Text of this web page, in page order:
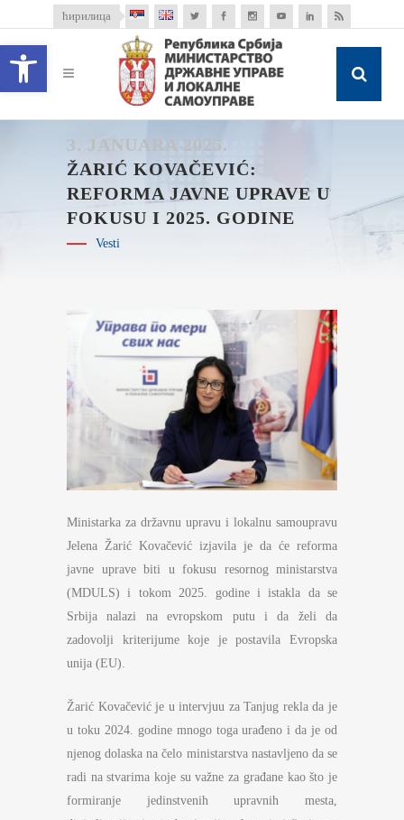
Open toolbar
ћирилица
3. JANUARA 2025.
ŽARIĆ KOVAČEVIĆ:
REFORMA JAVNE UPRAVE U
FOKUSU I 2025. GODINE
Vesti
Ministarka za državnu upravu i lokalnu samoupravu
Jelena Žarić Kovačević izjavila je da će reforma
javne uprave biti u fokusu resornog ministarstva
(MDULS) i tokom 2025. godine i istakla da se
Srbija nalazi na evropskom putu i da želi da
zadovolji kriterijume koje je postavila Evropska
unija (EU).
Žarić Kovačević je u intervjuu za Tanjug rekla da je
u toku 2024. godine mnogo toga urađeno i da je od
njenog dolaska na čelo ministarstva nastavljeno da se
radi na stvarima koje su važne za građane kao što je
formiranje jedinstvenih upravnih mesta,